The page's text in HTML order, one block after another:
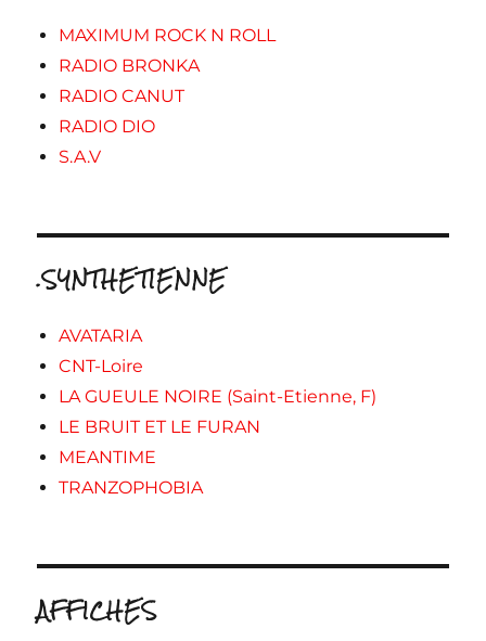
MAXIMUM ROCK N ROLL
RADIO BRONKA
RADIO CANUT
RADIO DIO
S.A.V
.SYNTHETIENNE
AVATARIA
CNT-Loire
LA GUEULE NOIRE (Saint-Etienne, F)
LE BRUIT ET LE FURAN
MEANTIME
TRANZOPHOBIA
AFFICHES